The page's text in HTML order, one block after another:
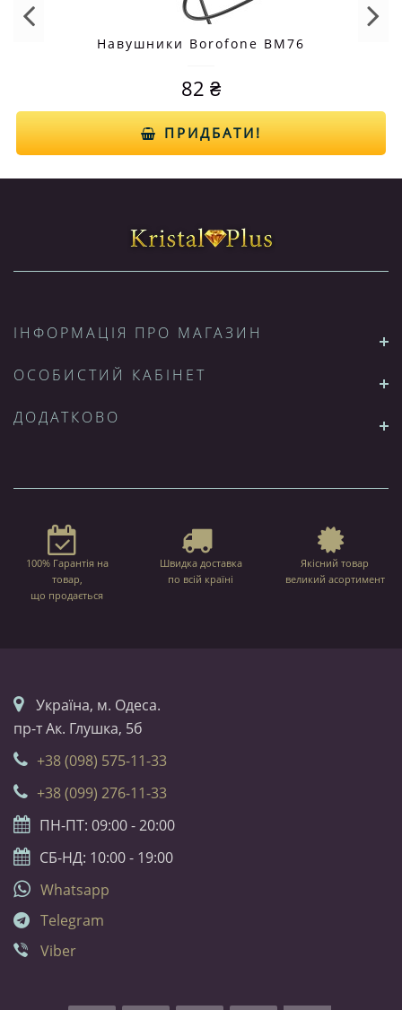
Навушники Borofone BM76
82 ₴
ПРИДБАТИ!
ІНФОРМАЦІЯ ПРО МАГАЗИН
ОСОБИСТИЙ КАБІНЕТ
ДОДАТКОВО
100% Гарантія на
товар,
що продається
Швидка доставка
по всій країні
Якісний товар
великий асортимент
Українa, м. Одеса.
пр-т Ак. Глушка, 5б
+38 (098) 575-11-33
+38 (099) 276-11-33
ПН-ПТ: 09:00 - 20:00
СБ-НД: 10:00 - 19:00
Whatsapp
Telegram
Viber